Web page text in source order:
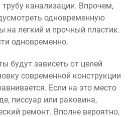
канализации. Впрочем,
одновременную
на легкий и прочный пластик.
одновременно.
будут зависеть от целей
современной конструкции
Если на это место
писсуар или раковина,
ремонт. Вполне вероятно,